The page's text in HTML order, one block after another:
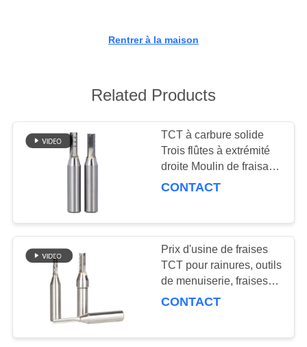
NOUVELLES
CITATION
Rentrer à la maison
Related Products
TCT à carbure solide
Trois flûtes à extrémité
droite Moulin de fraisage
de coupe pour bois,
CONTACT
Prix d'usine de fraises
TCT pour rainures, outils
de menuiserie, fraises
pour CNC bois
CONTACT